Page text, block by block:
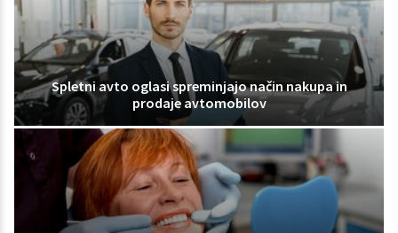
Spletni avto oglasi spreminjajo način nakupa in
prodaje avtomobilov